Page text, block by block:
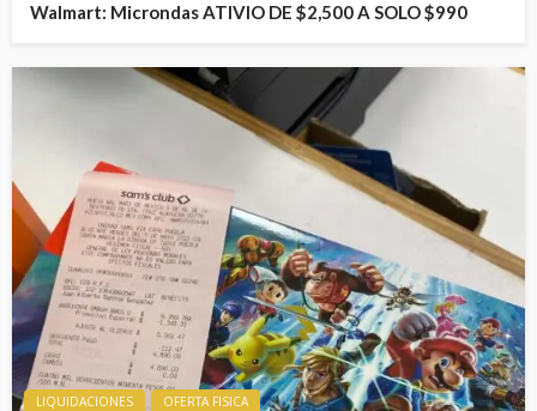
Walmart: Microndas ATIVIO DE $2,500 A SOLO $990
LIQUIDACIONES OFERTA FISICA